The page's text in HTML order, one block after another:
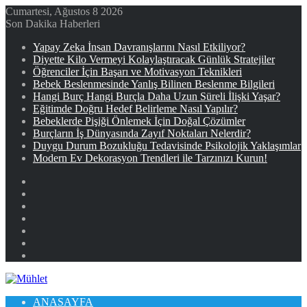
Cumartesi, Ağustos 8 2026
Son Dakika Haberleri
Yapay Zeka İnsan Davranışlarını Nasıl Etkiliyor?
Diyette Kilo Vermeyi Kolaylaştıracak Günlük Stratejiler
Öğrenciler İçin Başarı ve Motivasyon Teknikleri
Bebek Beslenmesinde Yanlış Bilinen Beslenme Bilgileri
Hangi Burç Hangi Burçla Daha Uzun Süreli İlişki Yaşar?
Eğitimde Doğru Hedef Belirleme Nasıl Yapılır?
Bebeklerde Pişiği Önlemek İçin Doğal Çözümler
Burçların İş Dünyasında Zayıf Noktaları Nelerdir?
Duygu Durum Bozukluğu Tedavisinde Psikolojik Yaklaşımlar
Modern Ev Dekorasyon Trendleri ile Tarzınızı Kurun!
ANASAYFA